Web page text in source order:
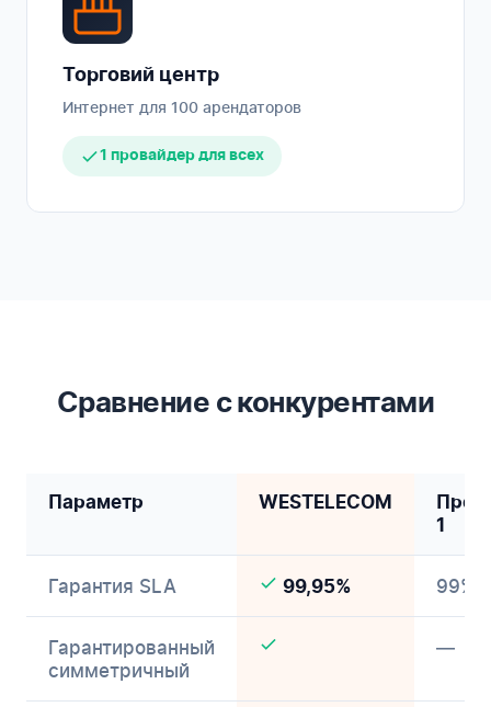
Торговий центр
Интернет для 100 арендаторов
1 провайдер для всех
Сравнение с конкурентами
Параметр WESTELECOM
1
Гарантия SLA 99,95% 99%
Гарантированный
симметричный
—